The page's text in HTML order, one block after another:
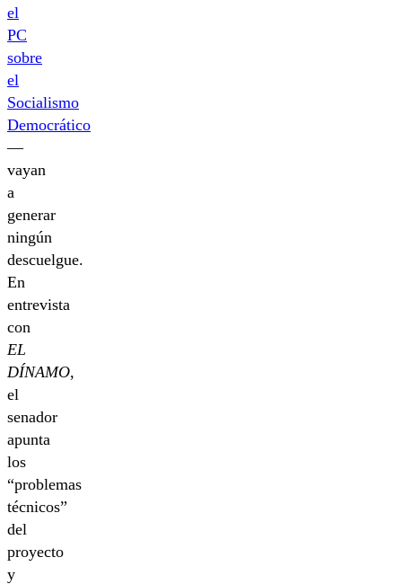
el
PC
sobre
el
Socialismo
Democrático
—
vayan
a
generar
ningún
descuelgue.
En
entrevista
con
EL
DÍNAMO,
el
senador
apunta
los
“problemas
técnicos”
del
proyecto
y